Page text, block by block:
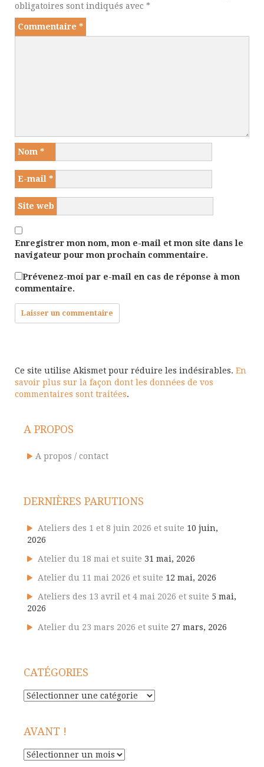
obligatoires sont indiqués avec *
Commentaire *
Nom *
E-mail *
Site web
Enregistrer mon nom, mon e-mail et mon site dans le
navigateur pour mon prochain commentaire.
Prévenez-moi par e-mail en cas de réponse à mon
commentaire.
Ce site utilise Akismet pour réduire les indésirables. En
savoir plus sur la façon dont les données de vos
commentaires sont traitées.
A PROPOS
A propos / contact
DERNIÈRES PARUTIONS
Ateliers des 1 et 8 juin 2026 et suite 10 juin,
2026
Atelier du 18 mai et suite 31 mai, 2026
Atelier du 11 mai 2026 et suite 12 mai, 2026
Ateliers des 13 avril et 4 mai 2026 et suite 5 mai,
2026
Atelier du 23 mars 2026 et suite 27 mars, 2026
CATÉGORIES
Catégories
AVANT !
Avant